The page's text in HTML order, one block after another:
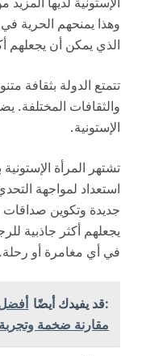
وهذا يمنحهم الحرية في
الذي يمكن أن يجعلهم
تتمتع الدولة بثقافة
والثقافات المختلفة.
الإستونية.
تشتهر المرأة
استعداد لمواجهة
جديدة وتكوين
يجعلهم أكثر جاذبية
في أي مغامرة أو رحلة.
:قد يفيدك أيضًا
مقارنة ضخمة